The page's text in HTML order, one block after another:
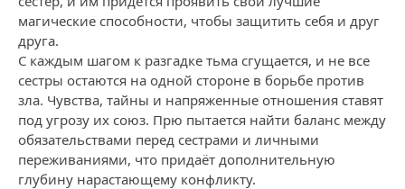
магические способности, чтобы защитить себя и друг
друга.
С каждым шагом к разгадке тьма сгущается, и не все
сестры остаются на одной стороне в борьбе против
зла. Чувства, тайны и напряженные отношения ставят
под угрозу их союз. Прю пытается найти баланс между
обязательствами перед сестрами и личными
переживаниями, что придаёт дополнительную
глубину нарастающему конфликту.